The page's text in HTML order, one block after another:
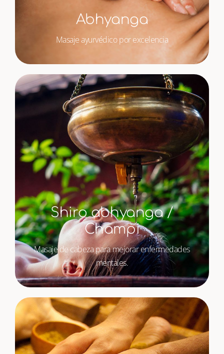
Abhyanga
Masaje ayurvédico por excelencia
Shiro abhyanga /
Champi
Masaje de cabeza para mejorar enfermedades
mentales.